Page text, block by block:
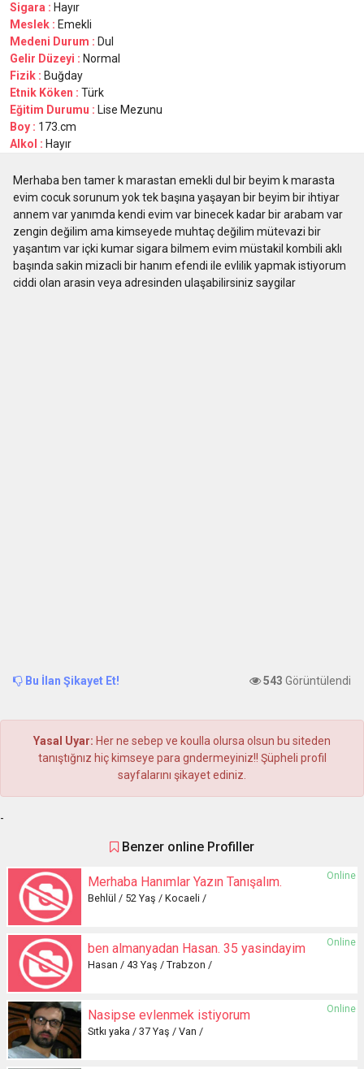
Sigara : Hayır
Meslek : Emekli
Medeni Durum : Dul
Gelir Düzeyi : Normal
Fizik : Buğday
Etnik Köken : Türk
Eğitim Durumu : Lise Mezunu
Boy : 173.cm
Alkol : Hayır
Merhaba ben tamer k marastan emekli dul bir beyim k marasta
evim cocuk sorunum yok tek başına yaşayan bir beyim bir ihtiyar
annem var yanımda kendi evim var binecek kadar bir arabam var
zengin değilim ama kimseyede muhtaç değilim mütevazi bir
yaşantım var içki kumar sigara bilmem evim müstakil kombili aklı
başında sakin mizacli bir hanım efendi ile evlilik yapmak istiyorum
ciddi olan arasin veya adresinden ulaşabilirsiniz saygilar
Bu İlan Şikayet Et! 543 Görüntülendi
Yasal Uyar: Her ne sebep ve koulla olursa olsun bu siteden
tanıştığnız hiç kimseye para gndermeyiniz!! Şüpheli profil
sayfalarını şikayet ediniz.
-
Benzer online Profiller
Online
Merhaba Hanımlar Yazın Tanışalım.
Behlül / 52 Yaş / Kocaeli /
Online
ben almanyadan Hasan. 35 yasindayim
Hasan / 43 Yaş / Trabzon /
Online
Nasipse evlenmek istiyorum
Sıtkı yaka / 37 Yaş / Van /